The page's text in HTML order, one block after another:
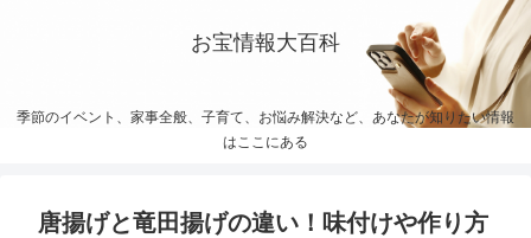
お宝情報大百科
季節のイベント、家事全般、子育て、お悩み解決など、あなたが知りたい情報
はここにある
唐揚げと竜田揚げの違い！味付けや作り方